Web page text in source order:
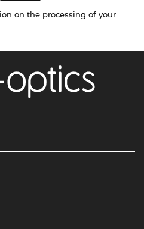
on the processing of your